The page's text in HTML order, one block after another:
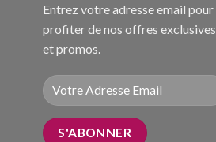
Entrez votre adresse email pour
profiter de nos offres exclusives
et promos.